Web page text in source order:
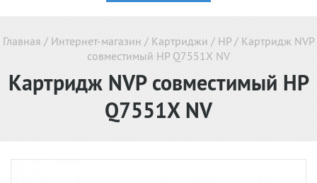
Главная / Интернет-магазин / Картриджи / HP/ Картридж NVP
совместимый HP Q7551X NV
Картридж NVP совместимый HP
Q7551X NV